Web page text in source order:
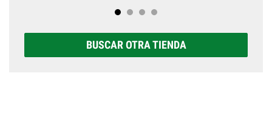
BUSCAR OTRA TIENDA